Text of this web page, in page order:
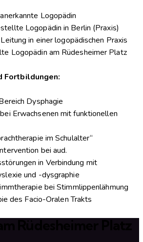
Logopädin
Logopädin in Berlin (Praxis)
in einer logopädischen Praxis
Logopädin am Rüdesheimer Platz
Fortbildungen:
Dysphagie
Erwachsenen mit funktionellen
im Schulalter“
bei aud.
in Verbindung mit
und -dysgraphie
bei Stimmlippenlähmung
des Facio-Oralen Trakts